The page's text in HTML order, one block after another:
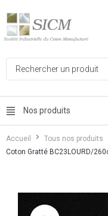
Nos produits
Accueil Tous nos produits
Coton Gratté BC23LOURD/